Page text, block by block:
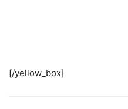
[/yellow_box]